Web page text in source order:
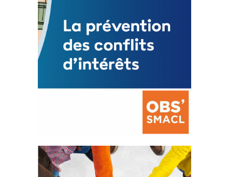
La prévention des conflits
d’intérêts
18 septembre 2023